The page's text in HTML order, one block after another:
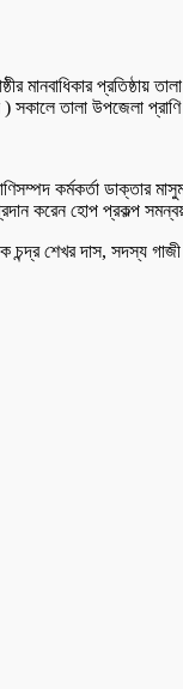
মানবাধিকার
সকালে তালা উপজেলা
কর্মকর্তা ডাক্তার
করেন হোপ প্রকল্প
চন্দ্র শেখর দাস,